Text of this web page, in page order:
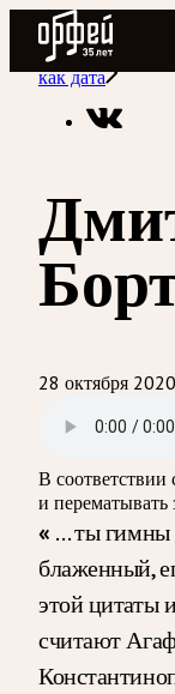
Радио Орфей
Радио
как дата
28 октября 2020
В соответствии
и перематывать
« … ты гимны
блаженный,
этой цитаты
считают